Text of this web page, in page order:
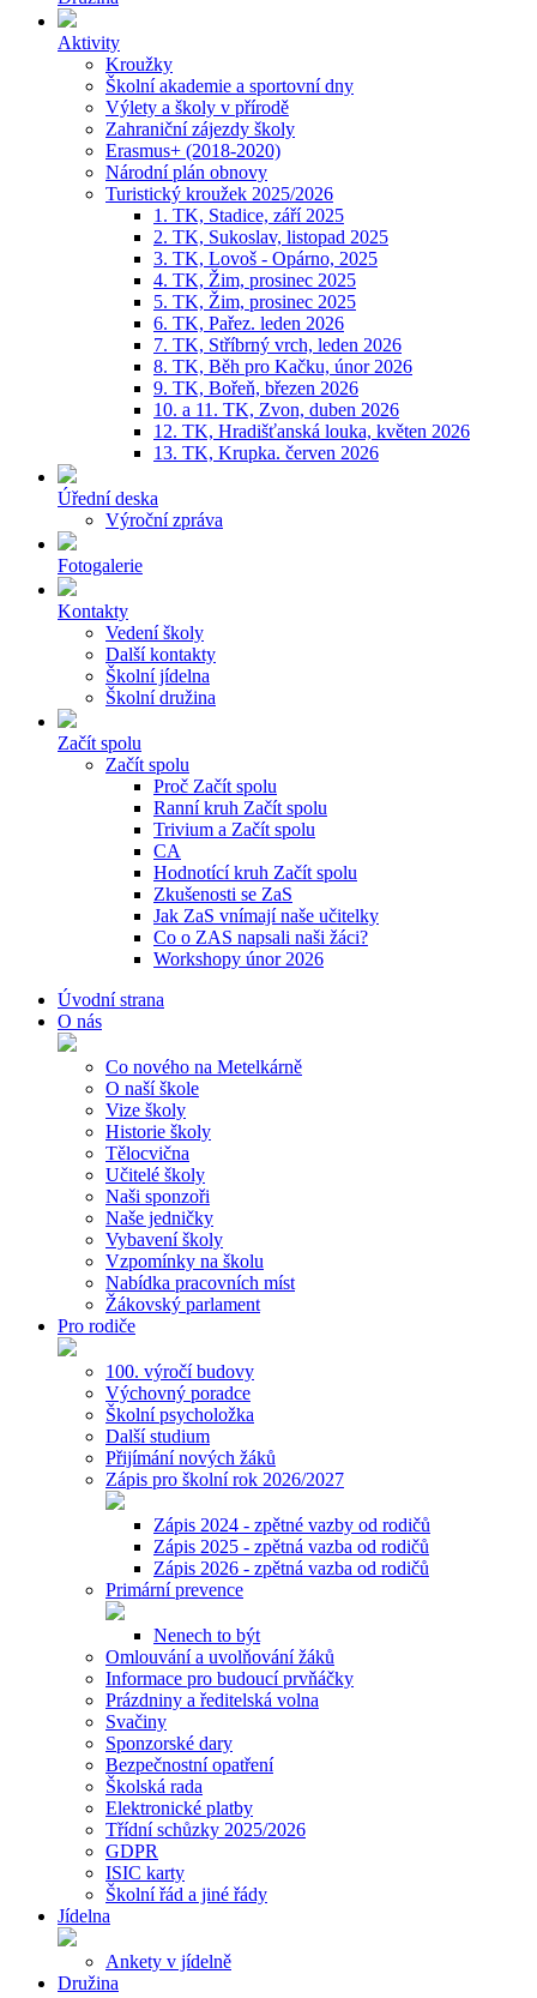
Aktivity
Kroužky
Školní akademie a sportovní dny
Výlety a školy v přírodě
Zahraniční zájezdy školy
Erasmus+ (2018-2020)
Národní plán obnovy
Turistický kroužek 2025/2026
1. TK, Stadice, září 2025
2. TK, Sukoslav, listopad 2025
3. TK, Lovoš - Opárno, 2025
4. TK, Žim, prosinec 2025
5. TK, Žim, prosinec 2025
6. TK, Pařez. leden 2026
7. TK, Stříbrný vrch, leden 2026
8. TK, Běh pro Kačku, únor 2026
9. TK, Bořeň, březen 2026
10. a 11. TK, Zvon, duben 2026
12. TK, Hradišťanská louka, květen 2026
13. TK, Krupka. červen 2026
Úřední deska
Výroční zpráva
Fotogalerie
Kontakty
Vedení školy
Další kontakty
Školní jídelna
Školní družina
Začít spolu
Začít spolu
Proč Začít spolu
Ranní kruh Začít spolu
Trivium a Začít spolu
CA
Hodnotící kruh Začít spolu
Zkušenosti se ZaS
Jak ZaS vnímají naše učitelky
Co o ZAS napsali naši žáci?
Workshopy únor 2026
Úvodní strana
O nás
Co nového na Metelkárně
O naší škole
Vize školy
Historie školy
Tělocvična
Učitelé školy
Naši sponzoři
Naše jedničky
Vybavení školy
Vzpomínky na školu
Nabídka pracovních míst
Žákovský parlament
Pro rodiče
100. výročí budovy
Výchovný poradce
Školní psycholožka
Další studium
Přijímání nových žáků
Zápis pro školní rok 2026/2027
Zápis 2024 - zpětné vazby od rodičů
Zápis 2025 - zpětná vazba od rodičů
Zápis 2026 - zpětná vazba od rodičů
Primární prevence
Nenech to být
Omlouvání a uvolňování žáků
Informace pro budoucí prvňáčky
Prázdniny a ředitelská volna
Svačiny
Sponzorské dary
Bezpečnostní opatření
Školská rada
Elektronické platby
Třídní schůzky 2025/2026
GDPR
ISIC karty
Školní řád a jiné řády
Jídelna
Ankety v jídelně
Družina